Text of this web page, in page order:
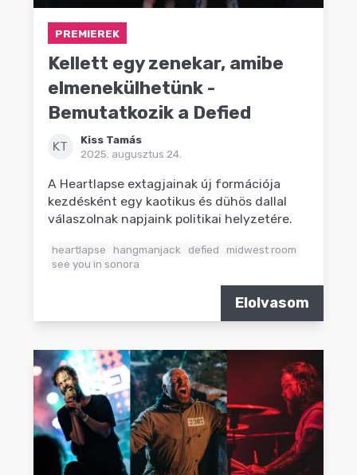
PREMIEREK
Kellett egy zenekar, amibe
elmenekülhetünk -
Bemutatkozik a Defied
KT
Kiss Tamás
2025. augusztus 24.
A Heartlapse extagjainak új formációja
kezdésként egy kaotikus és dühös dallal
válaszolnak napjaink politikai helyzetére.
heartlapse hangmanjack defied
midwest room
see you in sonora
Elolvasom